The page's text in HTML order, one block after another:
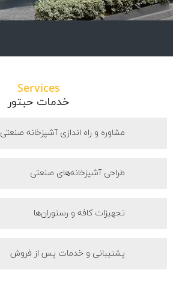
Services
خدمات حبتور
مشاوره و راه اندازی آشپزخانه صنعتی
طراحی آشپزخانه‌های صنعتی
تجهیزات کافه و رستوران‌ها
پشتیبانی و خدمات پس از فروش